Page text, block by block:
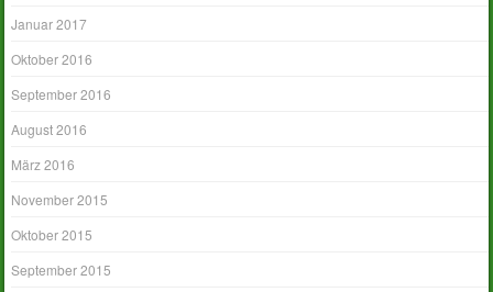
Januar 2017
Oktober 2016
September 2016
August 2016
März 2016
November 2015
Oktober 2015
September 2015